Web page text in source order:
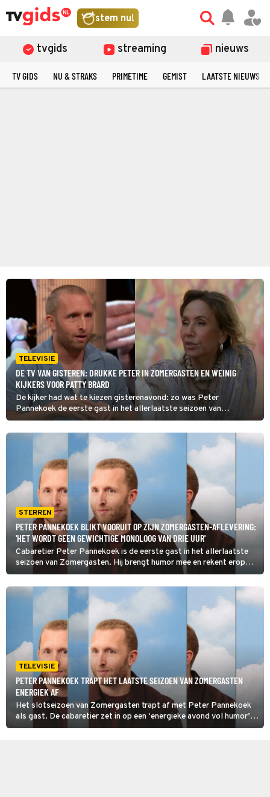
stem nu!
tvgids streaming nieuws
TV GIDS NU & STRAKS PRIMETIME GEMIST LAATSTE NIEUWS
TELEVISIE
DE TV VAN GISTEREN: DRUKKE PETER IN ZOMERGASTEN EN WEINIG
KIJKERS VOOR PATTY BRARD
De kijker had wat te kiezen gisterenavond: zo was Peter
Pannekoek de eerste gast in het allerlaatste seizoen van
Zomergasten en ook was Mi Dushi: Wat is dan Liefde, het nieuwe
interviewprogramma van Wilfred Genee, te zien. We kunnen alvast
verklappen: veel interesse was er niet voor die twee titels.
STERREN
PETER PANNEKOEK BLIKT VOORUIT OP ZIJN ZOMERGASTEN-AFLEVERING:
'HET WORDT GEEN GEWICHTIGE MONOLOOG VAN DRIE UUR'
Cabaretier Peter Pannekoek is de eerste gast in het allerlaatste
seizoen van Zomergasten. Hij brengt humor mee en rekent erop
dat interviewer Janine Abbring daar wel raad mee weet.
TELEVISIE
PETER PANNEKOEK TRAPT HET LAATSTE SEIZOEN VAN ZOMERGASTEN
ENERGIEK AF
Het slotseizoen van Zomergasten trapt af met Peter Pannekoek
als gast. De cabaretier zet in op een ‘energieke avond vol humor’.
Presentatrice Janine Abbring keert terug bij het praatprogramma,